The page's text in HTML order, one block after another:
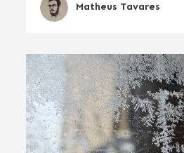
Matheus Tavares